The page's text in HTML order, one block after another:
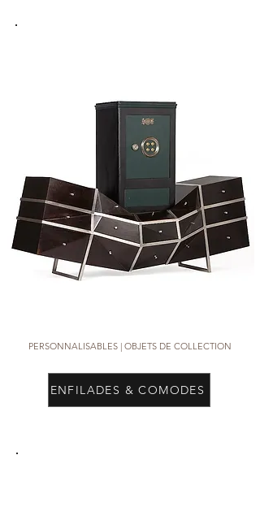
PERSONNALISABLES | OBJETS DE COLLECTION
ENFILADES & COMODES